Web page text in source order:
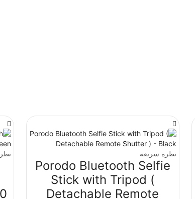
نظرة سريعة
Porodo Bluetooth Selfie
Stick with Tripod (
Detachable Remote